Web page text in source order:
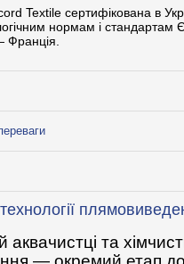
Textile сертифікована в
нормам і стандартам
Франція.
аквачистці та